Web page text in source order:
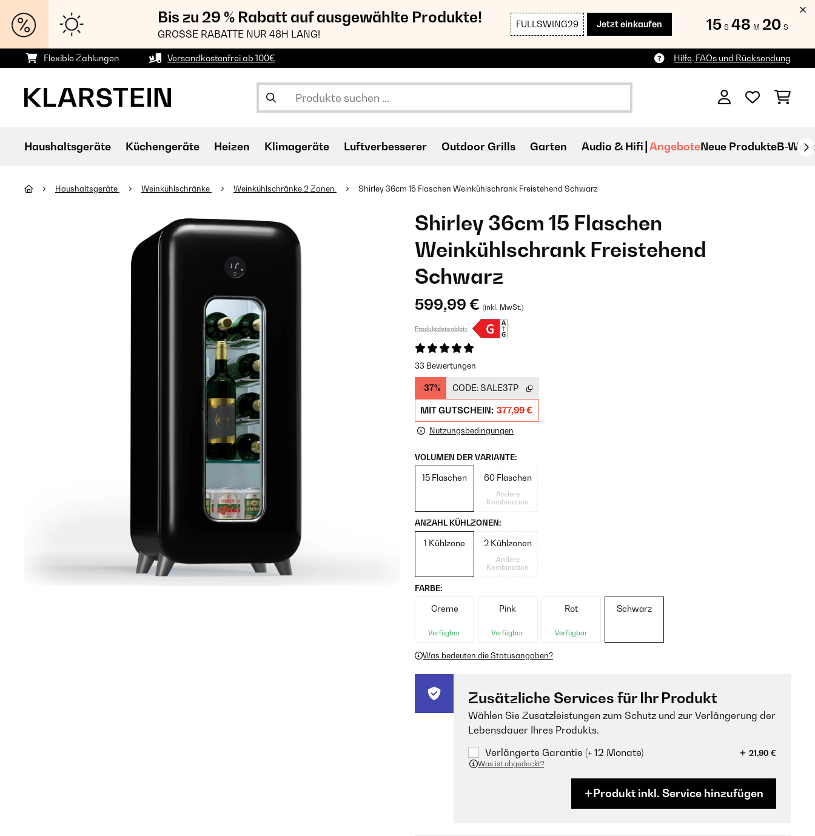
Bis zu 29 % Rabatt auf ausgewählte Produkte!
GROSSE RABATTE NUR 48H LANG!
FULLSWING29 Jetzt einkaufen 15 S 48 M 19 S
Flexible Zahlungen Versandkostenfrei ab 100€ Hilfe, FAQs und Rücksendung
Haushaltsgeräte Küchengeräte Heizen Klimageräte Luftverbesserer Outdoor Grills Garten Audio & Hifi AngeboteNeue ProdukteB-
Haushaltsgeräte Weinkühlschränke Weinkühlschränke 2 Zonen Shirley 36cm 15 Flaschen Weinkühlschrank Freistehend​ Schwarz
Shirley 36cm 15 Flaschen
Weinkühlschrank Freistehend​
Schwarz
599,99 € (inkl. MwSt.)
Produktdatenblatt
33 Bewertungen
-37% CODE: SALE37P
MIT GUTSCHEIN: 377,99 €
Nutzungsbedingungen
VOLUMEN DER VARIANTE:
15 Flaschen 60 Flaschen
Andere
Kombination
ANZAHL KÜHLZONEN:
1 Kühlzone 2 Kühlzonen
Andere
Kombination
FARBE:
Creme
Verfügbar
Pink
Verfügbar
Rot
Verfügbar
Schwarz
Was bedeuten die Statusangaben?
Zusätzliche Services für Ihr Produkt
Wählen Sie Zusatzleistungen zum Schutz und zur Verlängerung der
Lebensdauer Ihres Produkts.
Verlängerte Garantie (+ 12 Monate)
21,90 €
Was ist abgedeckt?
Produkt inkl. Service hinzufügen